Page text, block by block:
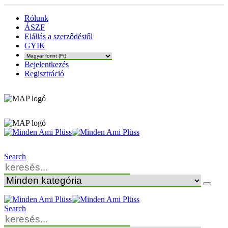
Rólunk
ÁSZF
Elállás a szerződéstől
GYIK
Bejelentkezés
Regisztráció
Search
Search